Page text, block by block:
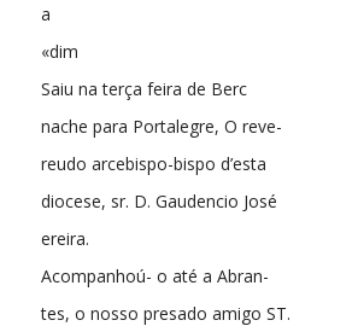
a
«dim
Saiu na terça feira de Berc
nache para Portalegre, O reve-
reudo arcebispo-bispo d’esta
diocese, sr. D. Gaudencio José
ereira.
Acompanhoú- o até a Abran-
tes, o nosso presado amigo ST.